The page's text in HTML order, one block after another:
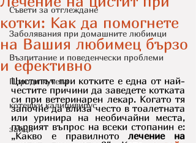
Съвети за отглеждане
Заболявания при домашните любимци
Възпитание и поведенчески проблеми
Породи кучета
котешки калицивирус
зайци
котки: Как да помогнете
на Вашия любимец бързо
и ефективно
Циститът при котките е една от най-
честите причини да заведете котката
си при ветеринарен лекар. Когато тя
започне да влиза често в тоалетната
или уринира на необичайни места,
първият въпрос на всеки стопанин е:
„Какво е правилното лечение на